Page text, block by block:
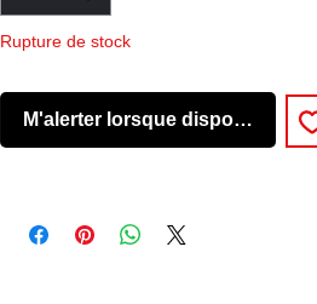
Rupture de stock
M'alerter lorsque disponible